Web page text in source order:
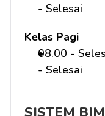
- Selesai
Kelas Pagi
08.00 -
- Selesai
SISTEM